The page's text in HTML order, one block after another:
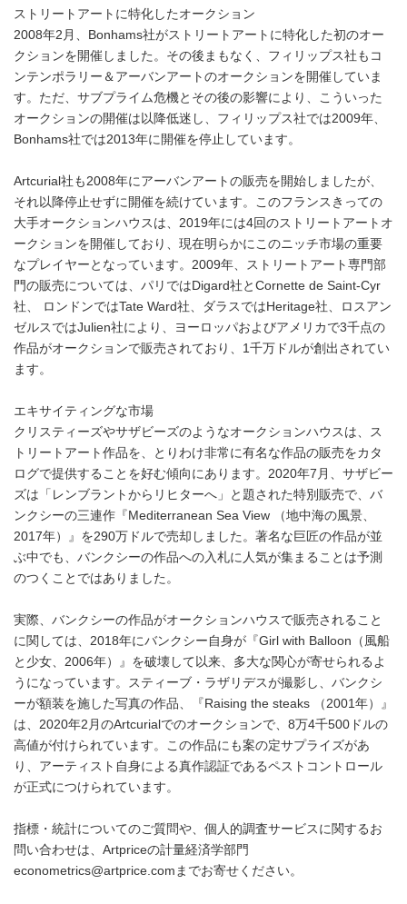
ストリートアートに特化したオークション
2008年2月、Bonhams社がストリートアートに特化した初のオー
クションを開催しました。その後まもなく、フィリップス社もコ
ンテンポラリー＆アーバンアートのオークションを開催していま
す。ただ、サブプライム危機とその後の影響により、こういった
オークションの開催は以降低迷し、フィリップス社では2009年、
Bonhams社では2013年に開催を停止しています。
Artcurial社も2008年にアーバンアートの販売を開始しましたが、
それ以降停止せずに開催を続けています。このフランスきっての
大手オークションハウスは、2019年には4回のストリートアートオ
ークションを開催しており、現在明らかにこのニッチ市場の重要
なプレイヤーとなっています。2009年、ストリートアート専門部
門の販売については、パリではDigard社とCornette de Saint-Cyr
社、 ロンドンではTate Ward社、ダラスではHeritage社、ロスアン
ゼルスではJulien社により、ヨーロッパおよびアメリカで3千点の
作品がオークションで販売されており、1千万ドルが創出されてい
ます。
エキサイティングな市場
クリスティーズやサザビーズのようなオークションハウスは、ス
トリートアート作品を、とりわけ非常に有名な作品の販売をカタ
ログで提供することを好む傾向にあります。2020年7月、サザビー
ズは「レンブラントからリヒターへ」と題された特別販売で、バ
ンクシーの三連作『Mediterranean Sea View （地中海の風景、
2017年）』を290万ドルで売却しました。著名な巨匠の作品が並
ぶ中でも、バンクシーの作品への入札に人気が集まることは予測
のつくことではありました。
実際、バンクシーの作品がオークションハウスで販売されること
に関しては、2018年にバンクシー自身が『Girl with Balloon（風船
と少女、2006年）』を破壊して以来、多大な関心が寄せられるよ
うになっています。スティーブ・ラザリデスが撮影し、バンクシ
ーが額装を施した写真の作品、『Raising the steaks （2001年）』
は、2020年2月のArtcurialでのオークションで、8万4千500ドルの
高値が付けられています。この作品にも案の定サプライズがあ
り、アーティスト自身による真作認証であるペストコントロール
が正式につけられています。
指標・統計についてのご質問や、個人的調査サービスに関するお
問い合わせは、Artpriceの計量経済学部門
econometrics@artprice.comまでお寄せください。